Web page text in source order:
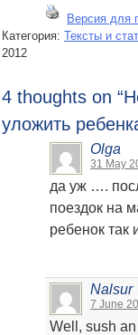
Версия для
Категория: Тексты и
2012
4 thoughts on “
уложить
Olga
31 May
да уж ….
поездок на
ребенок так
Nalsur
7 June
Well, sush